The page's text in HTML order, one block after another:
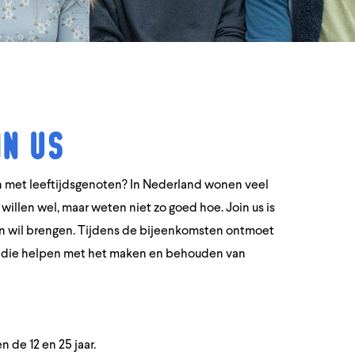
Us
met leeftijdsgenoten? In Nederland wonen veel
wel, maar weten niet zo goed hoe. Join us is
wil brengen. Tijdens de bijeenkomsten ontmoet
helpen met het maken en behouden van
de 12 en 25 jaar.